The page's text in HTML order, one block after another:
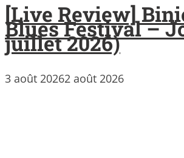
[Live Review]
Blues Festival –
juillet 2026)
3 août 20262 août 2026